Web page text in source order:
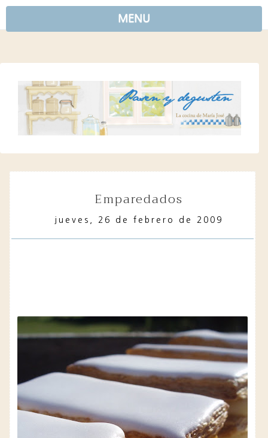
MENU
emparedados
jueves, 26 de febrero de 2009